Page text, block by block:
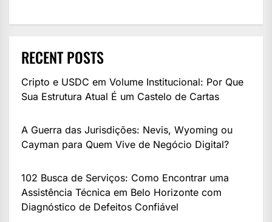
RECENT POSTS
Cripto e USDC em Volume Institucional: Por Que
Sua Estrutura Atual É um Castelo de Cartas
A Guerra das Jurisdições: Nevis, Wyoming ou
Cayman para Quem Vive de Negócio Digital?
102 Busca de Serviços: Como Encontrar uma
Assistência Técnica em Belo Horizonte com
Diagnóstico de Defeitos Confiável